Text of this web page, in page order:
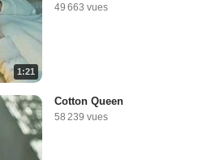
1:21
49 663 vues
Cotton Queen
58 239 vues